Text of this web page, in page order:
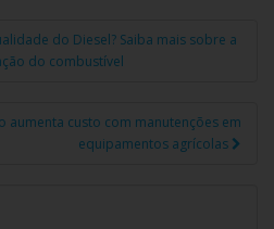
Post
do Diesel? Saiba mais sobre a
do combustível
aumenta custo com manutenções em
equipamentos agrícolas